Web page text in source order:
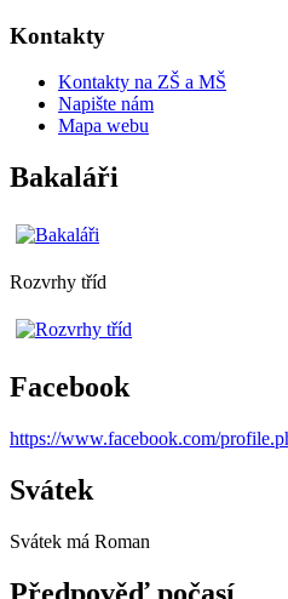
Kontakty
Kontakty na ZŠ a MŠ
Napište nám
Mapa webu
Bakaláři
Rozvrhy tříd
Facebook
https://www.facebook.com/
Svátek
Svátek má Roman
Předpověď počasí